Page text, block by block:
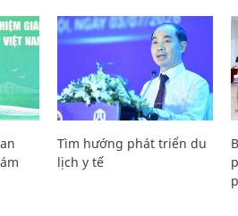
Tìm hướng phát triển du
lịch y tế